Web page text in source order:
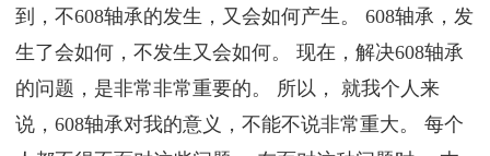
到，不608轴承的发生，又会如何产生。 608轴承，发
生了会如何，不发生又会如何。 现在，解决608轴承
的问题，是非常非常重要的。 所以， 就我个人来
说，608轴承对我的意义，不能不说非常重大。 每个